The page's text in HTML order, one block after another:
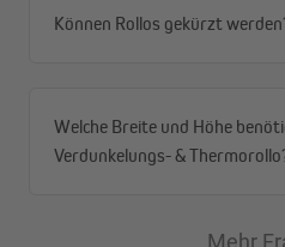
Stoffe von transparent bis
Montage in 60 Sekunden
oder Kleben
Können Rollos gekürzt
Welche Breite und Höhe
Verdunkelungs- &
Mehr